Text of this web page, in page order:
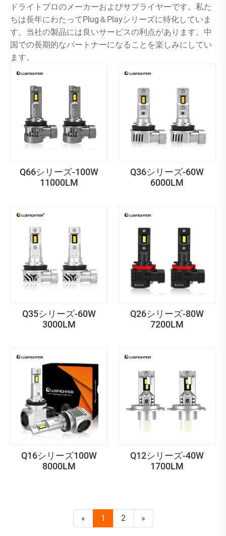
ドライトプロのメーカーおよびサプライヤーです。私た
ちは長年にわたってPlug＆Playシリーズに特化していま
す。当社の製品には良いサービスの利点があります。中
国での長期的なパートナーになることを楽しみにしてい
ます。
Q66シリーズ-100W
11000LM
Q36シリーズ-60W
6000LM
Q35シリーズ-60W
3000LM
Q26シリーズ-80W
7200LM
Q16シリーズ100W
8000LM
Q12シリーズ-40W
1700LM
« 1 2 »